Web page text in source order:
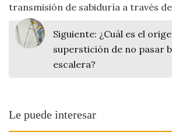
transmisión de sabiduría a través
Siguiente: ¿Cuál es el
superstición de no pasar
escalera?
Le puede interesar